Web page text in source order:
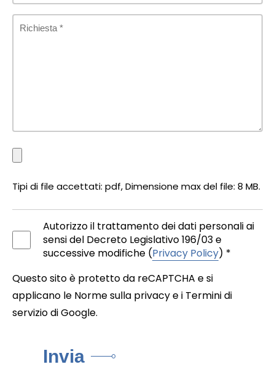
Tipi di file accettati: pdf, Dimensione max del file: 8 MB.
Autorizzo il trattamento dei dati personali ai
sensi del Decreto Legislativo 196/03 e
successive modifiche (Privacy Policy) *
Questo sito è protetto da reCAPTCHA e si
applicano le Norme sulla privacye i Termini di
serviziodi Google.
Invia